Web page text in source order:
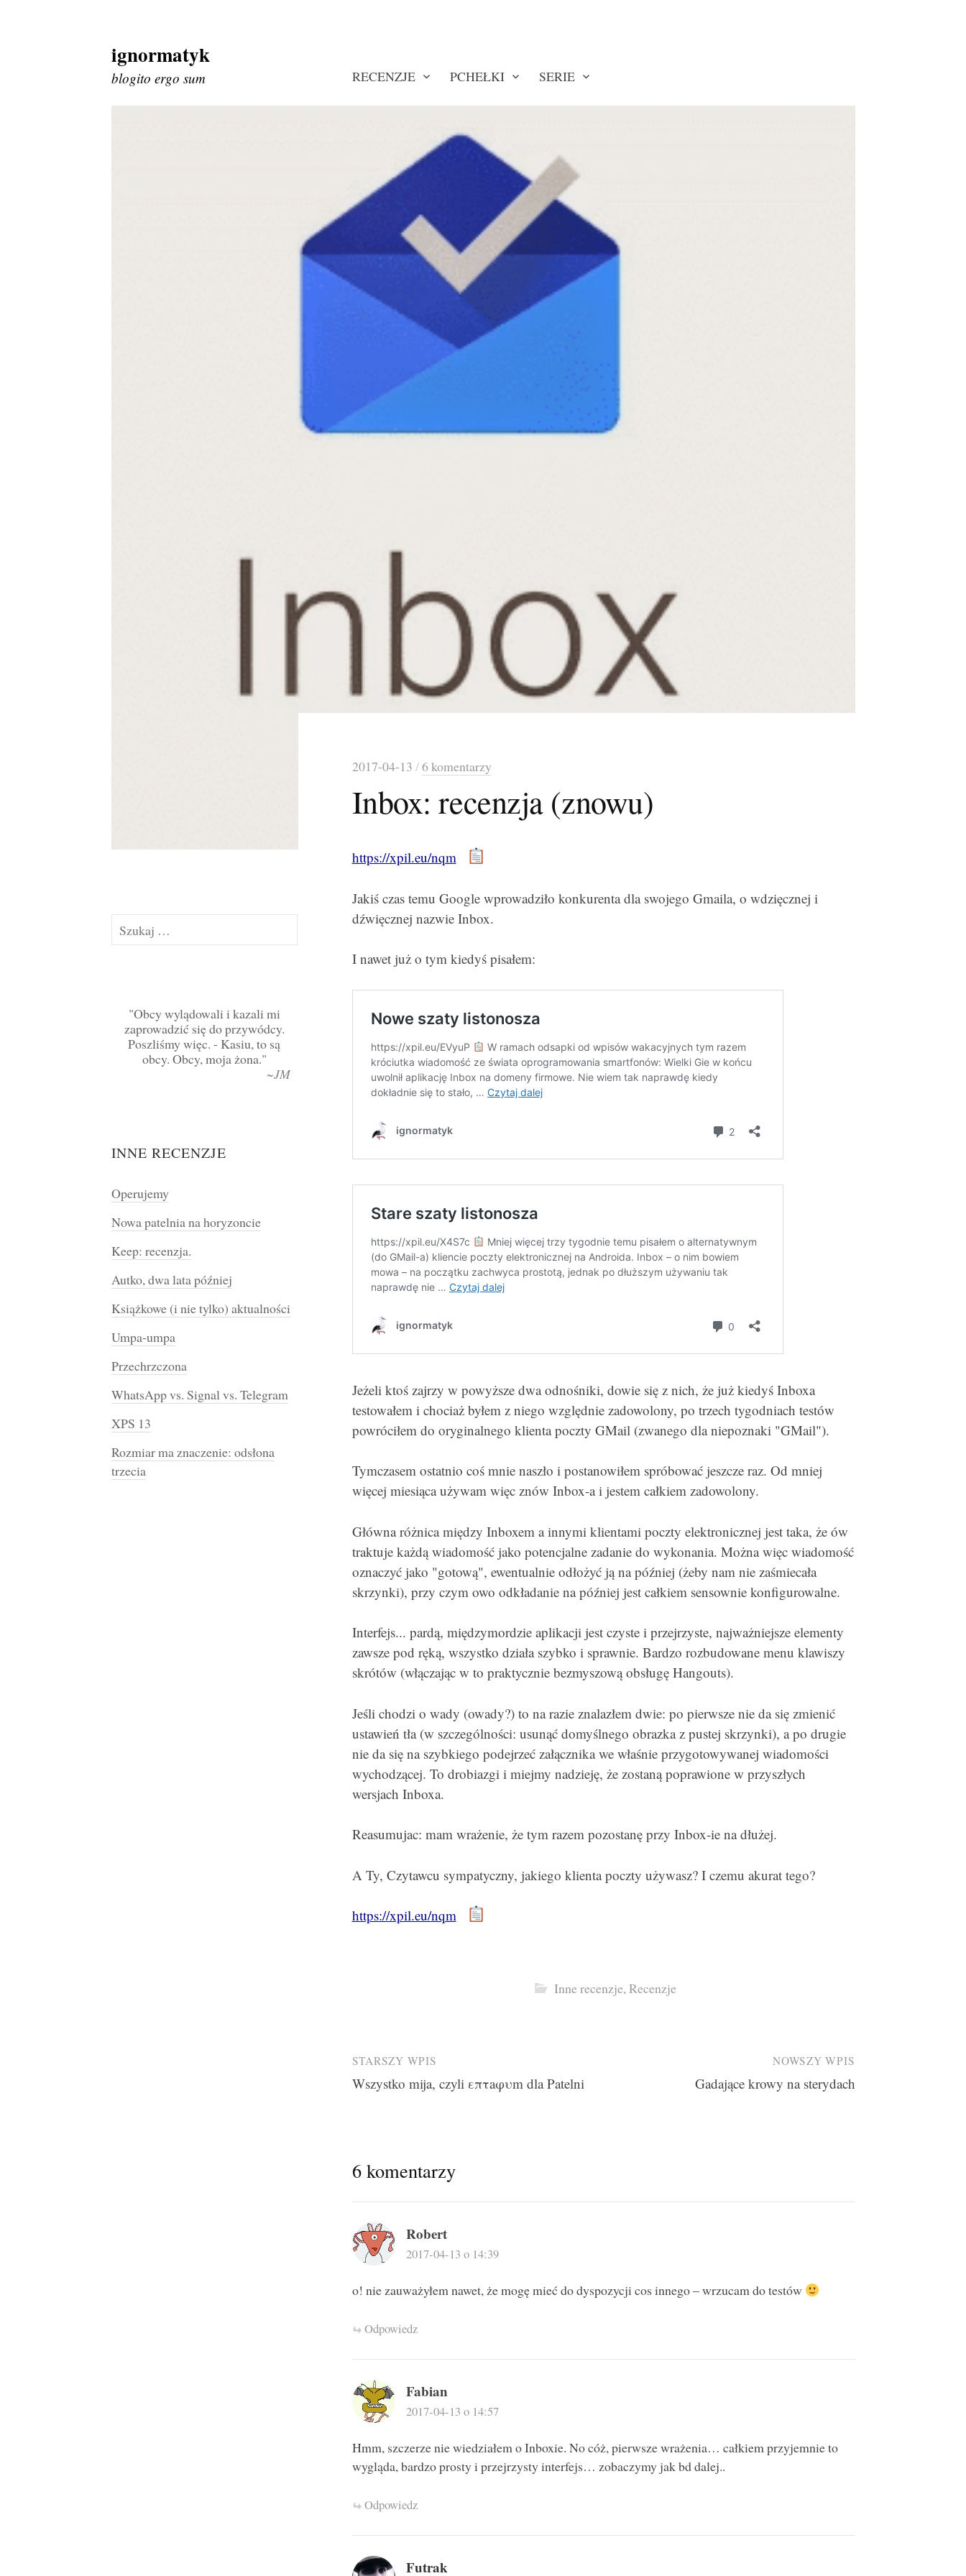
Skip
to
content
ignormatyk
blogito ergo sum RECENZJE PCHEŁKI SERIE
2017-04-13 /6 komentarzy
Inbox: recenzja (znowu)
https://xpil.eu/nqm
Jakiś czas temu Google wprowadziło konkurenta dla swojego Gmaila, o wdzięcznej i
dźwięcznej nazwie Inbox.
I nawet już o tym kiedyś pisałem:
Jeżeli ktoś zajrzy w powyższe dwa odnośniki, dowie się z nich, że już kiedyś Inboxa
testowałem i chociaż byłem z niego względnie zadowolony, po trzech tygodniach testów
powróciłem do oryginalnego klienta poczty GMail (zwanego dla niepoznaki "GMail").
Tymczasem ostatnio coś mnie naszło i postanowiłem spróbować jeszcze raz. Od mniej
więcej miesiąca używam więc znów Inbox-a i jestem całkiem zadowolony.
Główna różnica między Inboxem a innymi klientami poczty elektronicznej jest taka, że ów
traktuje każdą wiadomość jako potencjalne zadanie do wykonania. Można więc wiadomość
oznaczyć jako "gotową", ewentualnie odłożyć ją na później (żeby nam nie zaśmiecała
skrzynki), przy czym owo odkładanie na później jest całkiem sensownie konfigurowalne.
Interfejs... pardą, międzymordzie aplikacji jest czyste i przejrzyste, najważniejsze elementy
zawsze pod ręką, wszystko działa szybko i sprawnie. Bardzo rozbudowane menu klawiszy
skrótów (włączając w to praktycznie bezmyszową obsługę Hangouts).
Jeśli chodzi o wady (owady?) to na razie znalazłem dwie: po pierwsze nie da się zmienić
ustawień tła (w szczególności: usunąć domyślnego obrazka z pustej skrzynki), a po drugie
nie da się na szybkiego podejrzeć załącznika we właśnie przygotowywanej wiadomości
wychodzącej. To drobiazgi i miejmy nadzieję, że zostaną poprawione w przyszłych
wersjach Inboxa.
Reasumujac: mam wrażenie, że tym razem pozostanę przy Inbox-ie na dłużej.
A Ty, Czytawcu sympatyczny, jakiego klienta poczty używasz? I czemu akurat tego?
https://xpil.eu/nqm
Inne recenzje, Recenzje
Post
navigation
STARSZY WPIS
Wszystko mija, czyli επτaφυm dla Patelni
NOWSZY WPIS
Gadające krowy na sterydach
6 komentarzy
Robert
2017-04-13 o 14:39
o! nie zauważyłem nawet, że mogę mieć do dyspozycji cos innego – wrzucam do testów
Odpowiedz
Fabian
2017-04-13 o 14:57
Hmm, szczerze nie wiedziałem o Inboxie. No cóż, pierwsze wrażenia… całkiem przyjemnie to
wygląda, bardzo prosty i przejrzysty interfejs… zobaczymy jak bd dalej..
Odpowiedz
Futrak
Szukaj:
Obcy wylądowali i kazali mi
zaprowadzić się do przywódcy.
Poszliśmy więc. - Kasiu, to są
obcy. Obcy, moja żona.
~JM
INNE RECENZJE
Operujemy
Nowa patelnia na horyzoncie
Keep: recenzja.
Autko, dwa lata później
Książkowe (i nie tylko) aktualności
Umpa-umpa
Przechrzczona
WhatsApp vs. Signal vs. Telegram
XPS 13
Rozmiar ma znaczenie: odsłona
trzecia